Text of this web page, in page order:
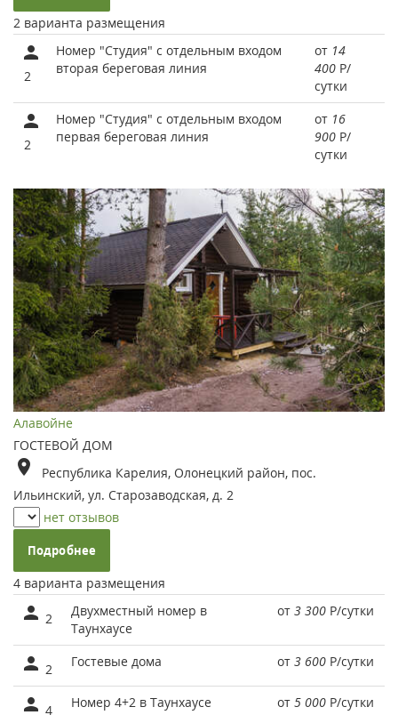
2 варианта размещения
2
Номер "Студия" с отдельным входом
вторая береговая линия
от 14
400 Р/
сутки
2
Номер "Студия" с отдельным входом
первая береговая линия
от 16
900 Р/
сутки
Алавойне
ГОСТЕВОЙ ДОМ
Республика Карелия, Олонецкий район, пос.
Ильинский, ул. Старозаводская, д. 2
нет отзывов
Подробнее
4 варианта размещения
2
Двухместный номер в
Таунхаусе
от 3 300 Р/сутки
2 Гостевые дома от 3 600 Р/сутки
4 Номер 4+2 в Таунхаусе от 5 000 Р/сутки